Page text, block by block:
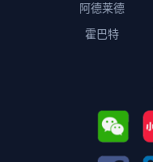
阿德莱德
霍巴特